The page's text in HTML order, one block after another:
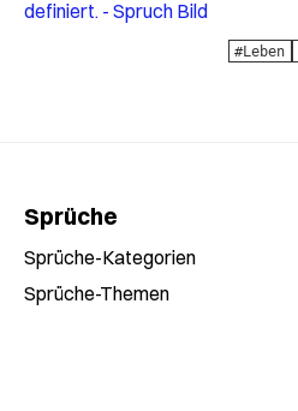
#Leben
Sprüche
Sprüche-Kategorien
Sprüche-Themen